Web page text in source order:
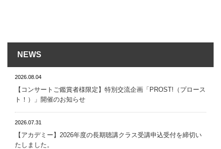
NEWS
2026.08.04
【コンサートご鑑賞者様限定】特別交流企画「PROST!（プロース
ト！）」開催のお知らせ
2026.07.31
【アカデミー】2026年度の長期聴講クラス受講申込受付を締切い
たしました。